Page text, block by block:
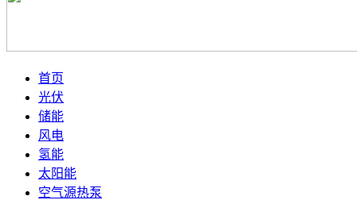
首页
光伏
储能
风电
氢能
太阳能
空气源热泵